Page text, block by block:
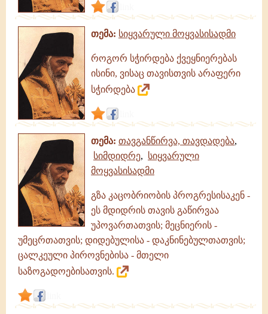
თემა: სიყვარული მოყვასისადმი
როგორ სჭირდება ქვეყნიერებას
ისინი, ვისაც თავისთვის არაფერი
სჭირდება
თემა: თავგანწირვა, თავდადება,
სიმდიდრე, სიყვარული
მოყვასისადმი
გზა კაცობრიობის პროგრესისაკენ -
ეს მდიდრის თავის გაწირვაა
უპოვართათვის; მეცნიერის -
უმეცრთათვის; დიდებულისა - დაკნინებულთათვის;
ცალკეული პიროვნებისა - მთელი
საზოგადოებისათვის.